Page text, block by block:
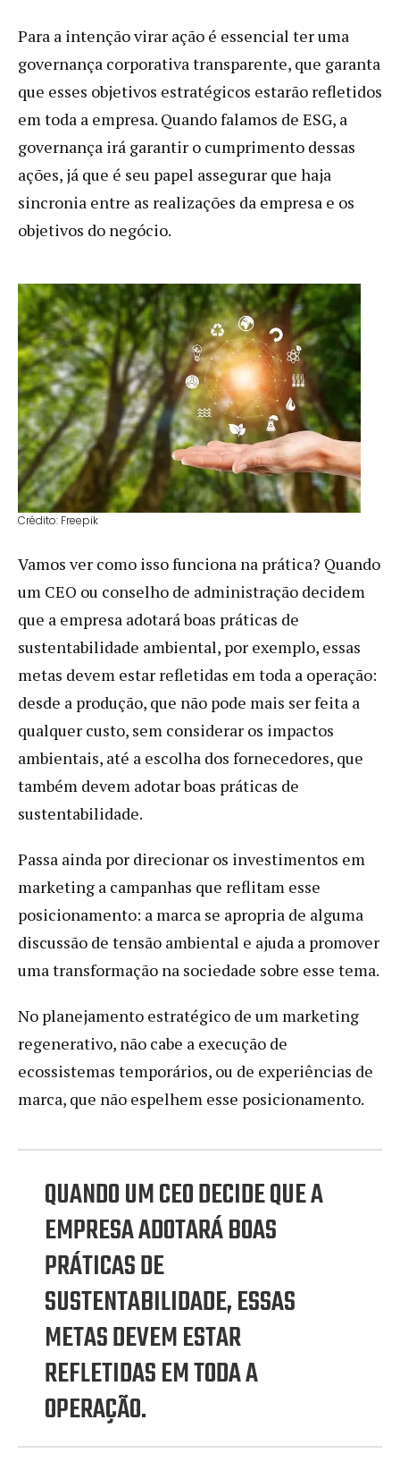
Para a intenção virar ação é essencial ter uma
governança corporativa transparente, que garanta
que esses objetivos estratégicos estarão refletidos
em toda a empresa. Quando falamos de ESG, a
governança irá garantir o cumprimento dessas
ações, já que é seu papel assegurar que haja
sincronia entre as realizações da empresa e os
objetivos do negócio.
Crédito: Freepik
Vamos ver como isso funciona na prática? Quando
um CEO ou conselho de administração decidem
que a empresa adotará boas práticas de
sustentabilidade ambiental, por exemplo, essas
metas devem estar refletidas em toda a operação:
desde a produção, que não pode mais ser feita a
qualquer custo, sem considerar os impactos
ambientais, até a escolha dos fornecedores, que
também devem adotar boas práticas de
sustentabilidade.
Passa ainda por direcionar os investimentos em
marketing a campanhas que reflitam esse
posicionamento: a marca se apropria de alguma
discussão de tensão ambiental e ajuda a promover
uma transformação na sociedade sobre esse tema.
No planejamento estratégico de um marketing
regenerativo, não cabe a execução de
ecossistemas temporários, ou de experiências de
marca, que não espelhem esse posicionamento.
QUANDO UM CEO DECIDE QUE A
EMPRESA ADOTARÁ BOAS
PRÁTICAS DE
SUSTENTABILIDADE, ESSAS
METAS DEVEM ESTAR
REFLETIDAS EM TODA A
OPERAÇÃO.